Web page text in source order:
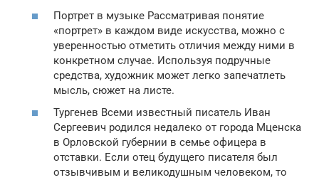
Портрет в музыке Рассматривая понятие
«портрет» в каждом виде искусства, можно с
уверенностью отметить отличия между ними в
конкретном случае. Используя подручные
средства, художник может легко запечатлеть
мысль, сюжет на листе.
Тургенев Всеми известный писатель Иван
Сергеевич родился недалеко от города Мценска
в Орловской губернии в семье офицера в
отставки. Если отец будущего писателя был
отзывчивым и великодушным человеком, то